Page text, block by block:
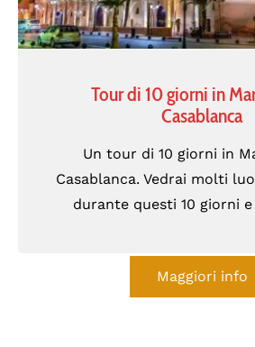
Tour di 10 giorni in
Casablanca
Un tour di 10 giorni in
Casablanca. Vedrai molti
durante questi 10 giorni
Maggiori info